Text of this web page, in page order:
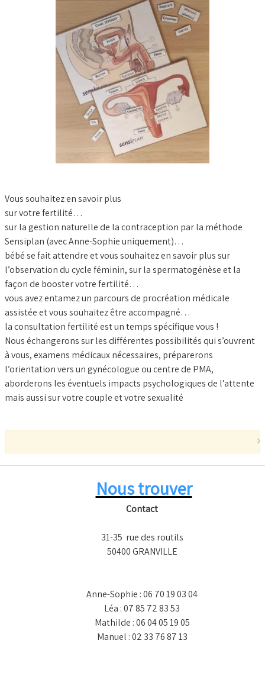
Vous souhaitez en savoir plus
sur votre fertilité…
sur la gestion naturelle de la contraception par la méthode
Sensiplan (avec Anne-Sophie uniquement)…
bébé se fait attendre et vous souhaitez en savoir plus sur
l’observation du cycle féminin, sur la spermatogénèse et la
façon de booster votre fertilité…
vous avez entamez un parcours de procréation médicale
assistée et vous souhaitez être accompagné…
la consultation fertilité est un temps spécifique vous !
Nous échangerons sur les différentes possibilités qui s’ouvrent
à vous, examens médicaux nécessaires, préparerons
l’orientation vers un gynécologue ou centre de PMA,
aborderons les éventuels impacts psychologiques de l’attente
mais aussi sur votre couple et votre sexualité
×
Nous trouver
Contact
31-35 rue des routils
50400 GRANVILLE
Anne-Sophie : 06 70 19 03 04
Léa : 07 85 72 83 53
Mathilde : 06 04 05 19 05
Manuel : 02 33 76 87 13